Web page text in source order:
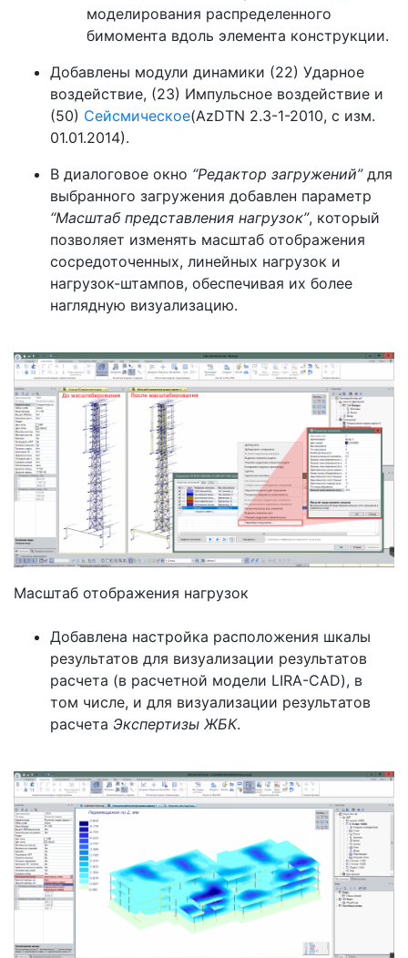
моделирования распределенного
бимомента вдоль элемента конструкции.
Добавлены модули динамики (22) Ударное
воздействие, (23) Импульсное воздействие и
(50) Сейсмическое(AzDTN 2.3-1-2010, с изм.
01.01.2014).
В диалоговое окно “Редактор загружений”для
выбранного загружения добавлен параметр
“Масштаб представления нагрузок”, который
позволяет изменять масштаб отображения
сосредоточенных, линейных нагрузок и
нагрузок-штампов, обеспечивая их более
наглядную визуализацию.
Масштаб отображения нагрузок
Добавлена настройка расположения шкалы
результатов для визуализации результатов
расчета (в расчетной модели LIRA-CAD), в
том числе, и для визуализации результатов
расчета Экспертизы ЖБК.